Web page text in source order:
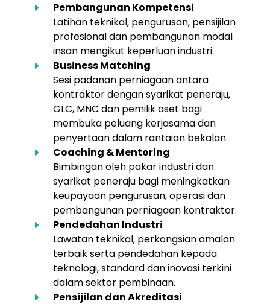
Pembangunan Kompetensi
Latihan teknikal, pengurusan, pensijilan
profesional dan pembangunan modal
insan mengikut keperluan industri.
Business Matching
Sesi padanan perniagaan antara
kontraktor dengan syarikat peneraju,
GLC, MNC dan pemilik aset bagi
membuka peluang kerjasama dan
penyertaan dalam rantaian bekalan.
Coaching & Mentoring
Bimbingan oleh pakar industri dan
syarikat peneraju bagi meningkatkan
keupayaan pengurusan, operasi dan
pembangunan perniagaan kontraktor.
Pendedahan Industri
Lawatan teknikal, perkongsian amalan
terbaik serta pendedahan kepada
teknologi, standard dan inovasi terkini
dalam sektor pembinaan.
Pensijilan dan Akreditasi